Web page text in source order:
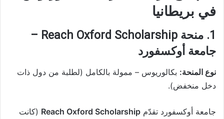
في بريطانيا
1. منحة Reach Oxford Scholarship –
جامعة أوكسفورد
نوع المنحة: بكالوريوس – ممولة بالكامل (لطلبة من دول ذات
دخل منخفض).
جامعة أوكسفورد تقدّم Reach Oxford Scholarship (كانت